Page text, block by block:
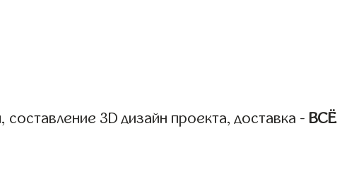
3D дизайн проекта, доставка - ВСЁ